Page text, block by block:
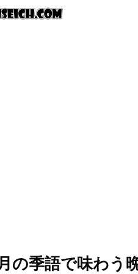
の季語で味わう